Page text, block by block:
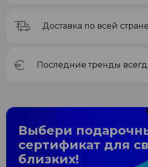
Доставка по всей
Последние тренды
Выбери
сертификат для
близких!